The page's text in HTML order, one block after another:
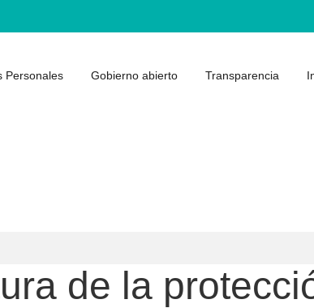
Personales Gobierno abierto Transparencia
de la